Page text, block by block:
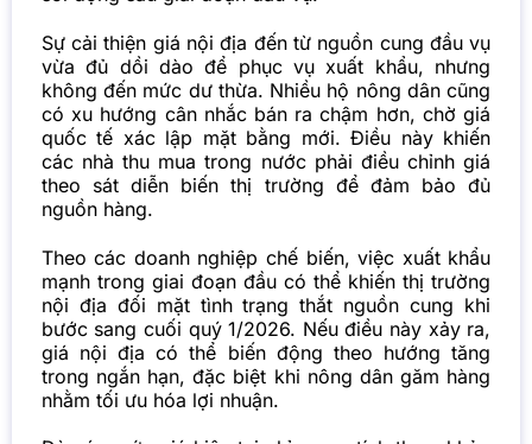
Sự cải thiện giá nội địa đến từ nguồn cung đầu vụ
vừa đủ dồi dào để phục vụ xuất khẩu, nhưng
không đến mức dư thừa. Nhiều hộ nông dân cũng
có xu hướng cân nhắc bán ra chậm hơn, chờ giá
quốc tế xác lập mặt bằng mới. Điều này khiến
các nhà thu mua trong nước phải điều chỉnh giá
theo sát diễn biến thị trường để đảm bảo đủ
nguồn hàng.
Theo các doanh nghiệp chế biến, việc xuất khẩu
mạnh trong giai đoạn đầu có thể khiến thị trường
nội địa đối mặt tình trạng thắt nguồn cung khi
bước sang cuối quý 1/2026. Nếu điều này xảy ra,
giá nội địa có thể biến động theo hướng tăng
trong ngắn hạn, đặc biệt khi nông dân găm hàng
nhằm tối ưu hóa lợi nhuận.